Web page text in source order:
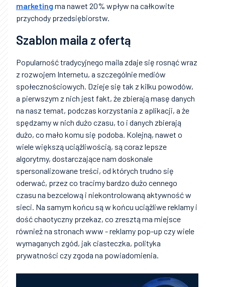
marketing ma nawet 20% wpływ na całkowite
przychody przedsiębiorstw.
Szablon maila z ofertą
Popularność tradycyjnego maila zdaje się rosnąć wraz
z rozwojem Internetu, a szczególnie mediów
społecznościowych. Dzieje się tak z kilku powodów,
a pierwszym z nich jest fakt, że zbierają masę danych
na nasz temat, podczas korzystania z aplikacji, a że
spędzamy w nich dużo czasu, to i danych zbierają
dużo, co mało komu się podoba. Kolejną, nawet o
wiele większą uciążliwością, są coraz lepsze
algorytmy, dostarczające nam doskonale
spersonalizowane treści, od których trudno się
oderwać, przez co tracimy bardzo dużo cennego
czasu na bezcelową i niekontrolowaną aktywność w
sieci. Na samym końcu są w końcu uciążliwe reklamy i
dość chaotyczny przekaz, co zresztą ma miejsce
również na stronach www - reklamy pop-up czy wiele
wymaganych zgód, jak ciasteczka, polityka
prywatności czy zgoda na powiadomienia.